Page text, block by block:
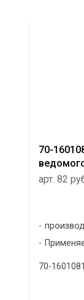
МТЗ вала
ОАО "МТЗ"
МТЗ вала ...